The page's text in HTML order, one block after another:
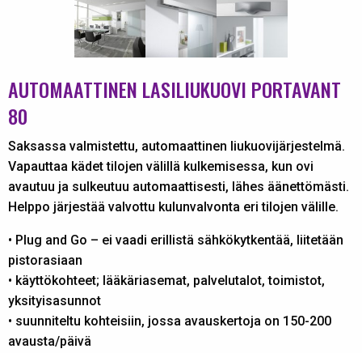
AUTOMAATTINEN LASILIUKUOVI PORTAVANT
80
Saksassa valmistettu, automaattinen liukuovijärjestelmä.
Vapauttaa kädet tilojen välillä kulkemisessa, kun ovi
avautuu ja sulkeutuu automaattisesti, lähes äänettömästi.
Helppo järjestää valvottu kulunvalvonta eri tilojen välille.
• Plug and Go – ei vaadi erillistä sähkökytkentää, liitetään
pistorasiaan
• käyttökohteet; lääkäriasemat, palvelutalot, toimistot,
yksityisasunnot
• suunniteltu kohteisiin, jossa avauskertoja on 150-200
avausta/päivä